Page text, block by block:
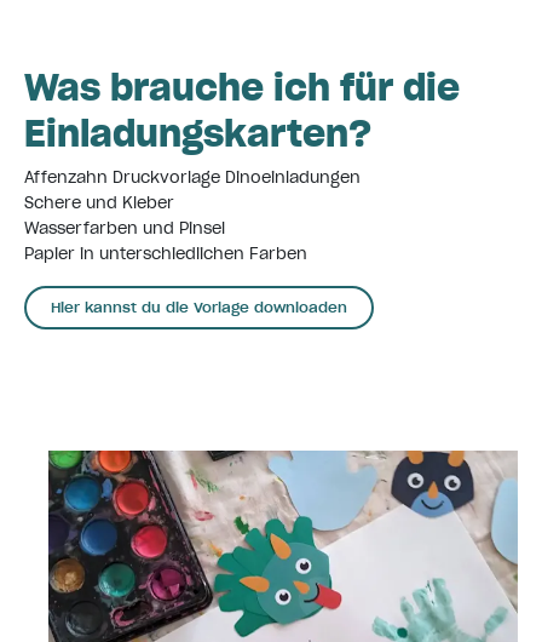
Was brauche ich für die
Einladungskarten?
Affenzahn Druckvorlage Dinoeinladungen
Schere und Kleber
Wasserfarben und Pinsel
Papier in unterschiedlichen Farben
Hier kannst du die Vorlage downloaden